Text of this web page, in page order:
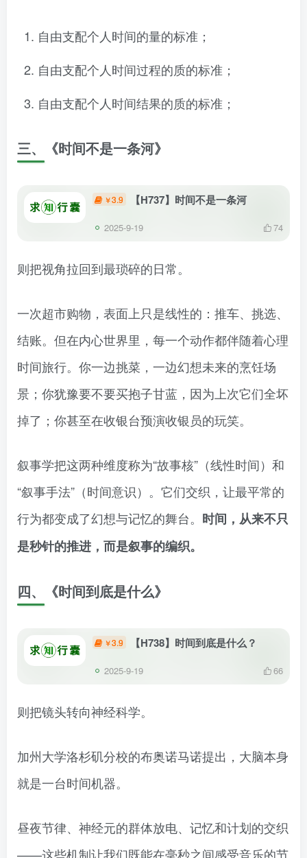
自由支配个人时间的量的标准；
自由支配个人时间过程的质的标准；
自由支配个人时间结果的质的标准；
三、《时间不是一条河》
￥3.9 【H737】时间不是一条河
2025-9-19 74
则把视角拉回到最琐碎的日常。
一次超市购物，表面上只是线性的：推车、挑选、
结账。但在内心世界里，每一个动作都伴随着心理
时间旅行。你一边挑菜，一边幻想未来的烹饪场
景；你犹豫要不要买抱子甘蓝，因为上次它们全坏
掉了；你甚至在收银台预演收银员的玩笑。
叙事学把这两种维度称为“故事核”（线性时间）和
“叙事手法”（时间意识）。它们交织，让最平常的
行为都变成了幻想与记忆的舞台。 时间，从来不只
是秒针的推进，而是叙事的编织。
四、《时间到底是什么》
￥3.9 【H738】时间到底是什么？
2025-9-19 66
则把镜头转向神经科学。
加州大学洛杉矶分校的布奥诺马诺提出，大脑本身
就是一台时间机器。
昼夜节律、神经元的群体放电、记忆和计划的交织
——这些机制让我们既能在毫秒之间感受音乐的节